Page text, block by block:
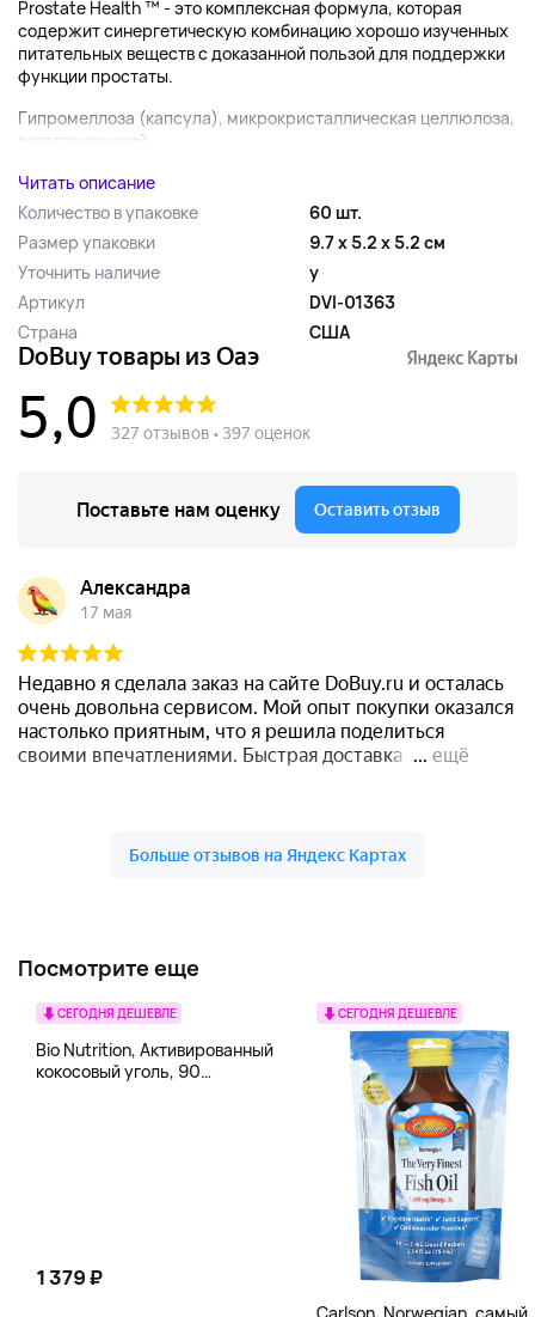
Prostate Health ™ - это комплексная формула, которая
содержит синергетическую комбинацию хорошо изученных
питательных веществ с доказанной пользой для поддержки
функции простаты.
Гипромеллоза (капсула), микрокристаллическая целлюлоза,
вегетарианский...
Читать описание
Количество в упаковке
60 шт.
Размер упаковки
9.7 x 5.2 x 5.2 см
Уточнить наличие
y
Артикул
DVI-01363
Страна
США
Посмотрите еще
СЕГОДНЯ ДЕШЕВЛЕ
Bio Nutrition, Активированный
кокосовый уголь, 90
1 379 ₽
СЕГОДНЯ ДЕШЕВЛЕ
Carlson, Norwegian, самый